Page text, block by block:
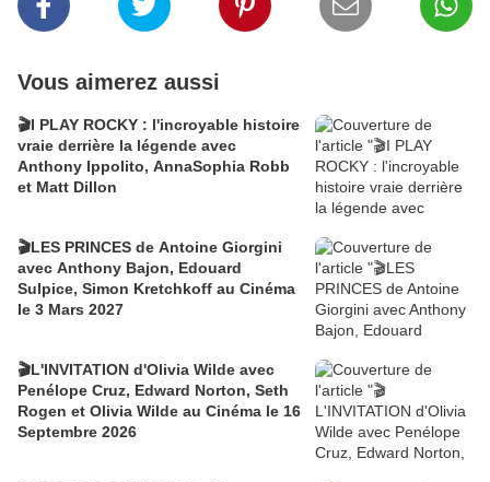
Vous aimerez aussi
🎬I PLAY ROCKY : l'incroyable histoire
vraie derrière la légende avec
Anthony Ippolito, AnnaSophia Robb
et Matt Dillon
🎬LES PRINCES de Antoine Giorgini
avec Anthony Bajon, Edouard
Sulpice, Simon Kretchkoff au Cinéma
le 3 Mars 2027
🎬L'INVITATION d'Olivia Wilde avec
Penélope Cruz, Edward Norton, Seth
Rogen et Olivia Wilde au Cinéma le 16
Septembre 2026